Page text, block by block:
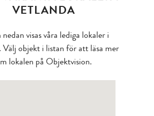
VETLANDA
visas våra lediga lokaler i
Välj objekt i listan för att läsa mer
lokalen på Objektvision.